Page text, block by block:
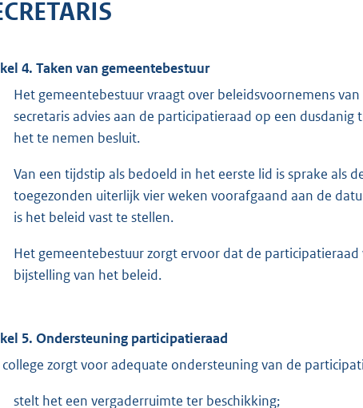
4. Taken van gemeentebestuur
Het gemeentebestuur vraagt over beleidsvoornemens
secretaris advies aan de participatieraad op een
het te nemen besluit.
Van een tijdstip als bedoeld in het eerste lid is sprake als
toegezonden uiterlijk vier weken voorafgaand aan de
is het beleid vast te stellen.
Het gemeentebestuur zorgt ervoor dat de
bijstelling van het beleid.
5. Ondersteuning participatieraad
zorgt voor adequate ondersteuning van de
stelt het een vergaderruimte ter beschikking;